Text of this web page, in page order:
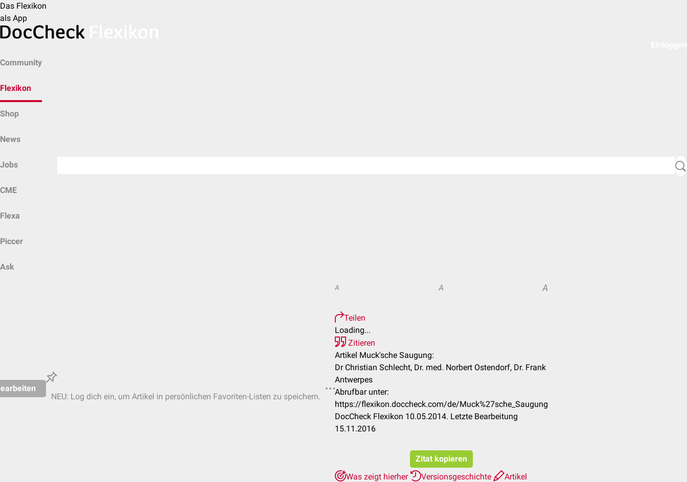
Das Flexikon
als App
Community
Flexikon
Shop
News
Jobs
CME
Flexa
Piccer
Ask
NEU: Log dich ein, um Artikel in persönlichen Favoriten-Listen zu speichern.
A A A
Teilen
Loading...
Zitieren
Artikel Muck'sche Saugung:
Dr Christian Schlecht, Dr. med. Norbert Ostendorf, Dr. Frank
Antwerpes
Abrufbar unter:
https://flexikon.doccheck.com/de/Muck%27sche_Saugung
DocCheck Flexikon 10.05.2014. Letzte Bearbeitung
15.11.2016
Zitat kopieren
Was zeigt hierher
Versionsgeschichte
Artikel